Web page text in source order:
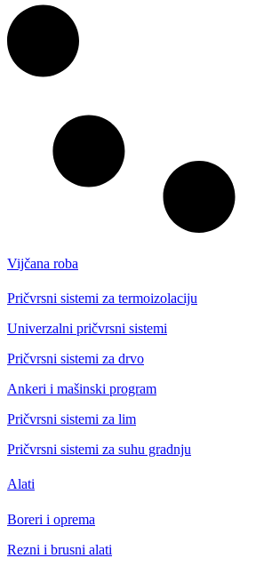
Vijčana roba
Pričvrsni sistemi za termoizolaciju
Univerzalni pričvrsni sistemi
Pričvrsni sistemi za drvo
Ankeri i mašinski program
Pričvrsni sistemi za lim
Pričvrsni sistemi za suhu gradnju
Alati
Boreri i oprema
Rezni i brusni alati